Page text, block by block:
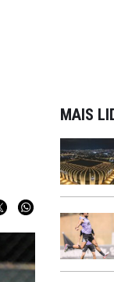
MAIS